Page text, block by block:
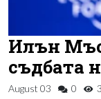
Илън
съдбата
August 03 0